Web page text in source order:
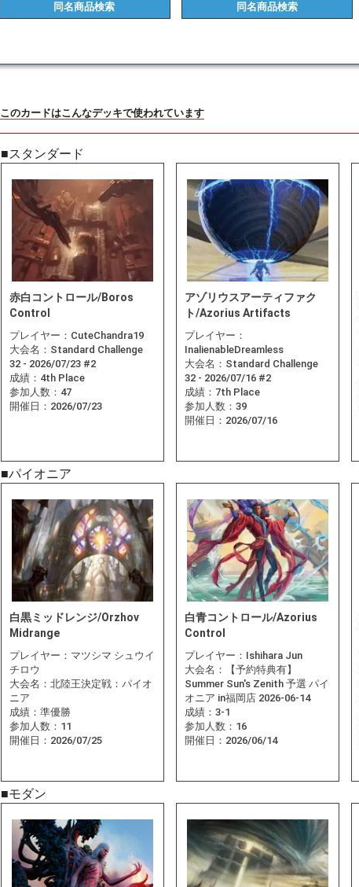
同名商品検索 同名商品検索
このカードはこんなデッキで使われています
■スタンダード
赤白コントロール/Boros
Control
プレイヤー： CuteChandra19
大会名： Standard Challenge
32 - 2026/07/23 #2
成績： 4th Place
参加人数： 47
開催日： 2026/07/23
アゾリウスアーティファク
ト/Azorius Artifacts
プレイヤー：
InalienableDreamless
大会名： Standard Challenge
32 - 2026/07/16 #2
成績： 7th Place
参加人数： 39
開催日： 2026/07/16
■パイオニア
白黒ミッドレンジ/Orzhov
Midrange
プレイヤー： マツシマ シュウイ
チロウ
大会名： 北陸王決定戦：パイオ
ニア
成績： 準優勝
参加人数： 11
開催日： 2026/07/25
白青コントロール/Azorius
Control
プレイヤー： Ishihara Jun
大会名：
【予約特典有】
Summer Sun's Zenith 予選 パイ
オニア in福岡店 2026-06-14
成績： 3-1
参加人数： 16
開催日： 2026/06/14
■モダン